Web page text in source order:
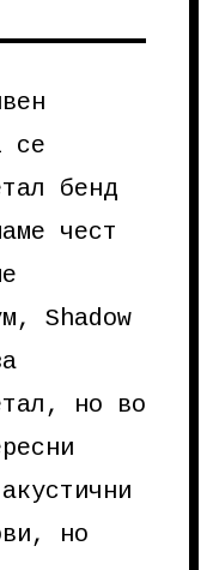
се
бенд
чест
Shadow
но во
но